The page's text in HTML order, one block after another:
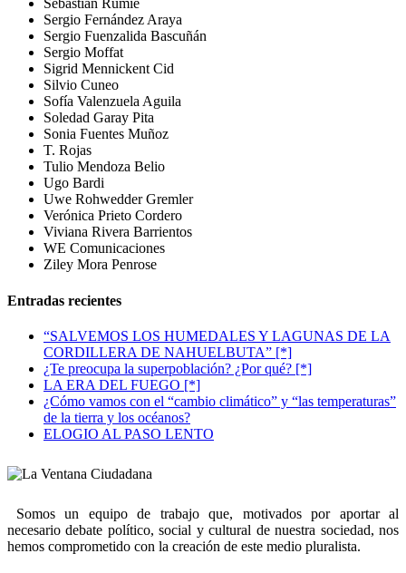
Sebastián Rumie
Sergio Fernández Araya
Sergio Fuenzalida Bascuñán
Sergio Moffat
Sigrid Mennickent Cid
Silvio Cuneo
Sofía Valenzuela Aguila
Soledad Garay Pita
Sonia Fuentes Muñoz
T. Rojas
Tulio Mendoza Belio
Ugo Bardi
Uwe Rohwedder Gremler
Verónica Prieto Cordero
Viviana Rivera Barrientos
WE Comunicaciones
Ziley Mora Penrose
Entradas recientes
“SALVEMOS LOS HUMEDALES Y LAGUNAS DE LA
CORDILLERA DE NAHUELBUTA” [*]
¿Te preocupa la superpoblación? ¿Por qué? [*]
LA ERA DEL FUEGO [*]
¿Cómo vamos con el “cambio climático” y “las temperaturas”
de la tierra y los océanos?
ELOGIO AL PASO LENTO
Somos un equipo de trabajo que, motivados por aportar al
necesario debate político, social y cultural de nuestra sociedad, nos
hemos comprometido con la creación de este medio pluralista.